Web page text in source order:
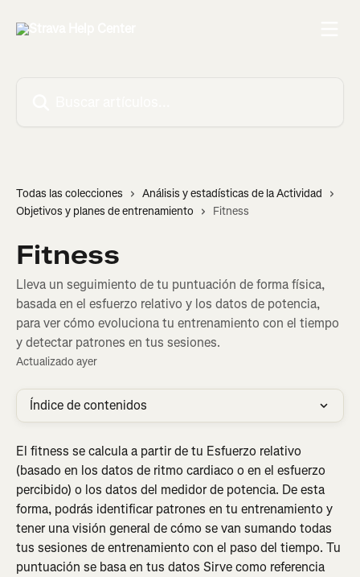
Todas las colecciones
Análisis y estadísticas de la Actividad
Objetivos y planes de entrenamiento
Fitness
Fitness
Lleva un seguimiento de tu puntuación de forma física,
basada en el esfuerzo relativo y los datos de potencia,
para ver cómo evoluciona tu entrenamiento con el tiempo
y detectar patrones en tus sesiones.
Actualizado ayer
Índice de contenidos
El fitness se calcula a partir de tu Esfuerzo relativo
(basado en los datos de ritmo cardiaco o en el esfuerzo
percibido) o los datos del medidor de potencia. De esta
forma, podrás identificar patrones en tu entrenamiento y
tener una visión general de cómo se van sumando todas
tus sesiones de entrenamiento con el paso del tiempo. Tu
puntuación se basa en tus datos Sirve como referencia